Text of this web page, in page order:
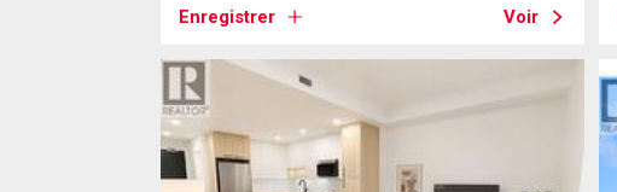
Enregistrer Voir